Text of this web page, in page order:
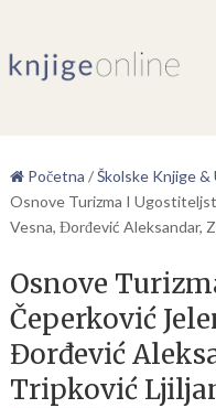
Početna /Školske Knjige &
Osnove Turizma I
Vesna, Đorđević Aleksandar,
Osnove
Čeperković
Đorđević
Tripković